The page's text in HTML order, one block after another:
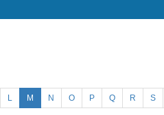
L M N O P Q R S